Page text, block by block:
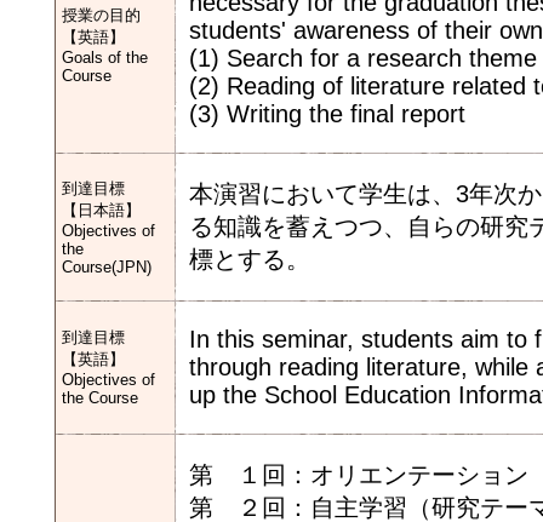
授業の目的
【英語】
Goals of the
Course
students' awareness of their
(1) Search for a research
(2) Reading of literature related
(3) Writing the final report
到達目標
【日本語】
Objectives of
the
Course(JPN)
本演習において学生は、3年次
る知識を蓄えつつ、自らの研究
標とする。
到達目標
【英語】
Objectives of
the Course
In this seminar, students aim to
through reading literature, while
up the School Education
第 １回：オリエンテーション
第 ２回：自主学習（研究テー